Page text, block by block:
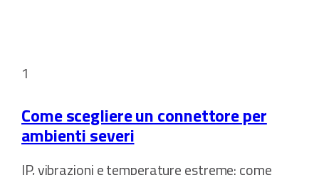
1
Come scegliere un connettore per
ambienti severi
IP, vibrazioni e temperature estreme: come